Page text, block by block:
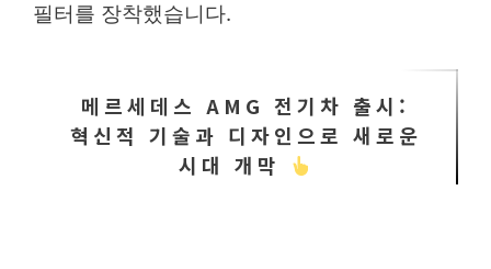
필터를 장착했습니다.
메르세데스 AMG 전기차 출시:
혁신적 기술과 디자인으로 새로운
시대 개막